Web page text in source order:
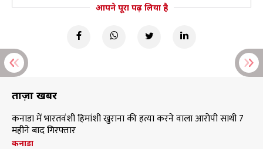
आपने पूरा पढ़ लिया है
ताज़ा खबरें
कनाडा में भारतवंशी हिमांशी खुराना की हत्या करने वाला आरोपी साथी 7
महीने बाद गिरफ्तार
कनाडा